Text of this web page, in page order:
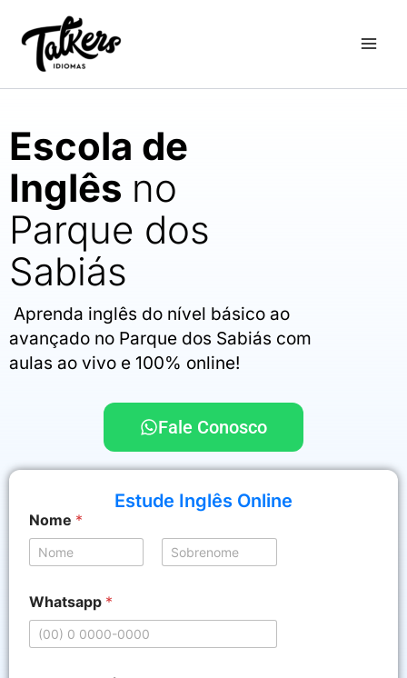
para
conteúdo
Escola de
Inglês no
Parque dos
Sabiás
Aprenda inglês do nível básico ao
avançado no Parque dos Sabiás com
aulas ao vivo e 100% online!
Fale Conosco
Estude Inglês Online
Nome *
Whatsapp *